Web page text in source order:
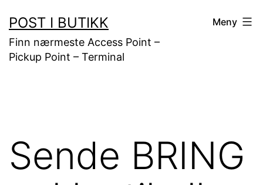
til
innhold
POST I BUTIKK
Finn nærmeste Access Point –
Pickup Point – Terminal
Meny
Sende BRING